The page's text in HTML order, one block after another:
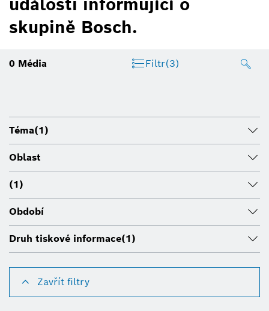
skupině Bosch.
0 Média Filtr(3)
Téma(1)
Oblast
(1)
Období
Druh tiskové informace(1)
Zavřít filtry